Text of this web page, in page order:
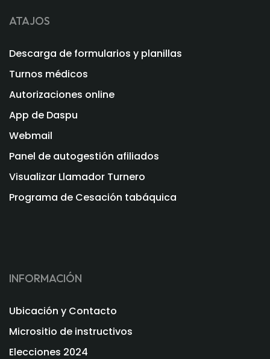
ATAJOS
Descarga de formularios y planillas
Turnos médicos
Autorizaciones online
App de Daspu
Webmail
Panel de autogestión afiliados
Visualizar Llamador Turnero
Programa de Cesación tabáquica
INFORMACIÓN
Ubicación y Contacto
Micrositio de instructivos
Elecciones 2024